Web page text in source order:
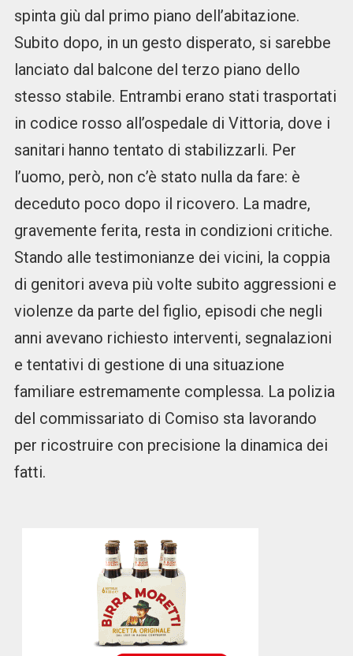
spinta giù dal primo piano dell’abitazione.
Subito dopo, in un gesto disperato, si sarebbe
lanciato dal balcone del terzo piano dello
stesso stabile. Entrambi erano stati trasportati
in codice rosso all’ospedale di Vittoria, dove i
sanitari hanno tentato di stabilizzarli. Per
l’uomo, però, non c’è stato nulla da fare: è
deceduto poco dopo il ricovero. La madre,
gravemente ferita, resta in condizioni critiche.
Stando alle testimonianze dei vicini, la coppia
di genitori aveva più volte subito aggressioni e
violenze da parte del figlio, episodi che negli
anni avevano richiesto interventi, segnalazioni
e tentativi di gestione di una situazione
familiare estremamente complessa. La polizia
del commissariato di Comiso sta lavorando
per ricostruire con precisione la dinamica dei
fatti.